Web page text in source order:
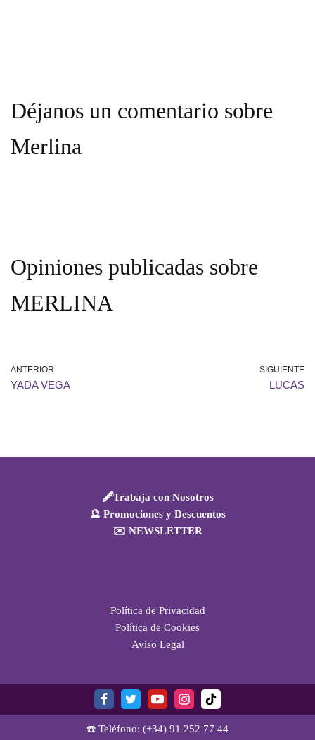
Déjanos un comentario sobre
Merlina
Opiniones publicadas sobre
MERLINA
ANTERIOR
YADA VEGA
SIGUIENTE
LUCAS
🖋️Trabaja con Nosotros
🔮 Promociones y Descuentos
✉️ NEWSLETTER
Política de Privacidad
Política de Cookies
Aviso Legal
☎️ Teléfono: (+34) 91 252 77 44